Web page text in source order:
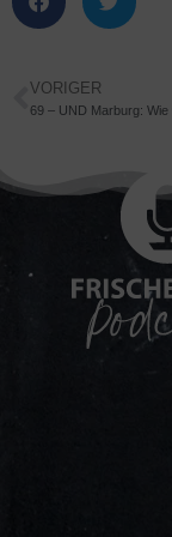
VORIGER